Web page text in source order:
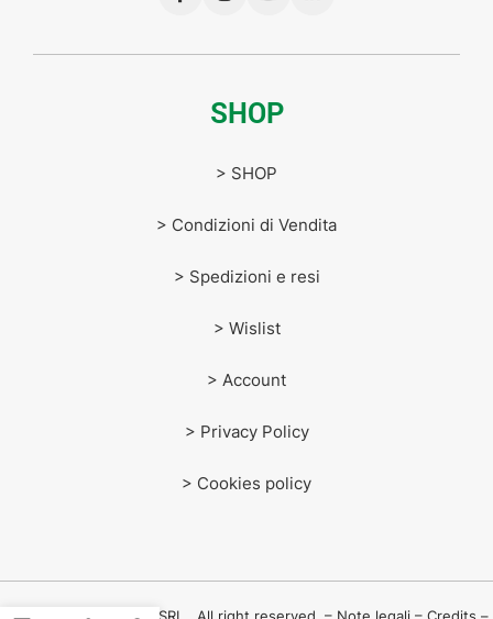
SHOP
> SHOP
> Condizioni di Vendita
> Spedizioni e resi
> Wislist
> Account
> Privacy Policy
> Cookies policy